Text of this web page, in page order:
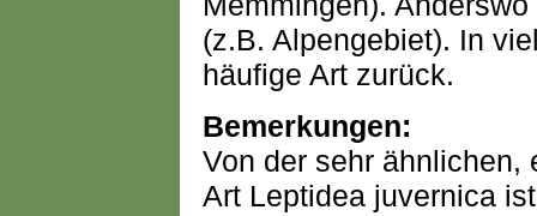
(z.B. Alpengebiet). In
häufige Art zurück.
Bemerkungen:
Von der sehr ähnlichen,
Art Leptidea juvernica